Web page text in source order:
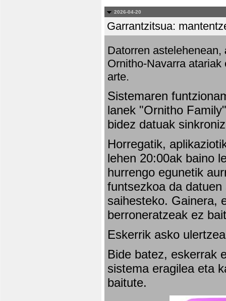
2026-04-20
Garrantzitsua:
Datorren astelehenean,
Ornitho-Navarra
arte.
Sistemaren
lanek "Ornitho
bidez datuak
Horregatik,
lehen 20:00ak baino
hurrengo egunetik
funtsezkoa da
saihesteko. Gainera,
berroneratzeak ez
Eskerrik asko
Bide batez, eskerrak
sistema eragilea eta
baitute.